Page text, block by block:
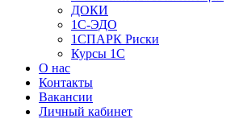
ДОКИ
1C-ЭДО
1СПАРК Риски
Курсы 1С
О нас
Контакты
Вакансии
Личный кабинет